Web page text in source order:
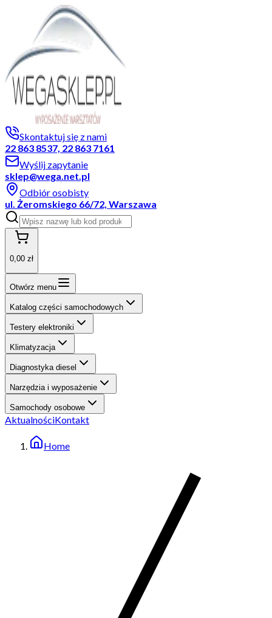
Skontaktuj się z nami
22 863 8537, 22 863 7161
Wyślij zapytanie
sklep@wega.net.pl
Odbiór osobisty
ul. Żeromskiego 66/72, Warszawa
0,00 zł
Otwórz menu
Katalog części samochodowych
Testery elektroniki
Klimatyzacja
Diagnostyka diesel
Narzędzia i wyposażenie
Samochody osobowe
AktualnościKontakt
Home